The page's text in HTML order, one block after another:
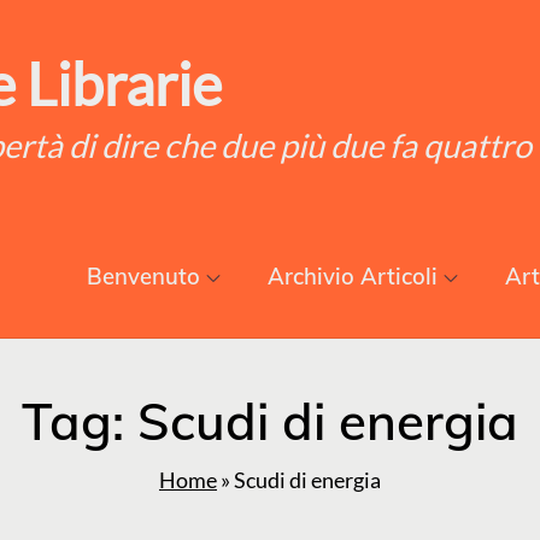
Librarie
di dire che due più due fa quattro
Benvenuto Archivio Articoli
Tag: Scudi di energia
Home»Scudi di energia